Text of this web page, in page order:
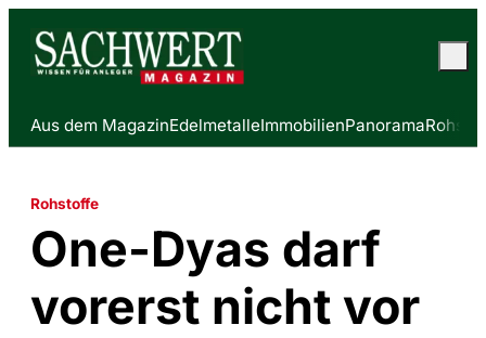
Aus dem MagazinEdelmetalleImmobilienPanorama
Rohstoffe
One-Dyas darf
vorerst nicht vor